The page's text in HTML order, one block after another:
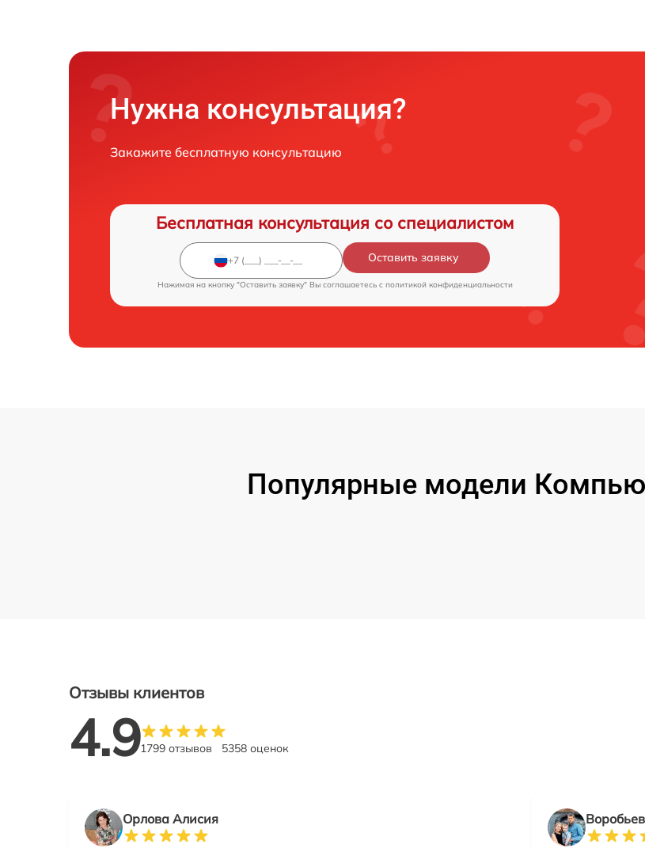
Нужна консультация?
Закажите бесплатную консультацию
Бесплатная консультация со специалистом
Оставить заявку
Нажимая на кнопку "Оставить заявку" Вы соглашаетесь c политикой конфиденциальности
Популярные модели
Отзывы клиентов
4.91799 отзывов 5358 оценок
Орлова Алисия